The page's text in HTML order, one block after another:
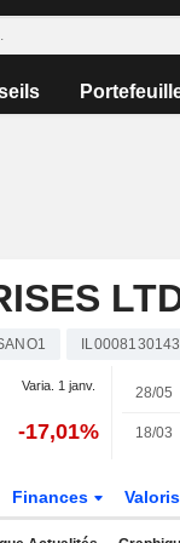
IL0008130143
Varia. 1 janv.
-17,01%
28/05
18/03
Finances